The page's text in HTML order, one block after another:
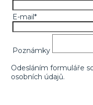
E-mail*
Poznámky
Odesláním formuláře
osobních údajů.